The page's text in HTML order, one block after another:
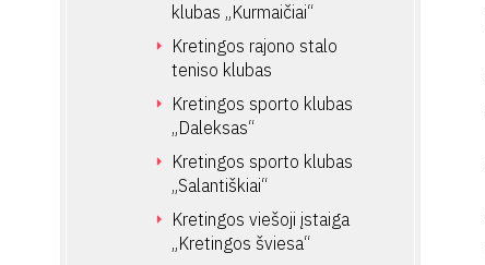
klubas „Kurmaičiai“
Kretingos rajono stalo
teniso klubas
Kretingos sporto klubas
„Daleksas“
Kretingos sporto klubas
„Salantiškiai“
Kretingos viešoji įstaiga
„Kretingos šviesa“